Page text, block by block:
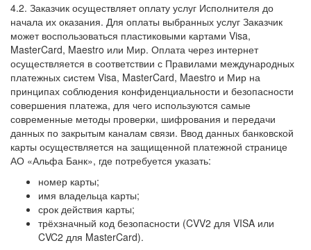
4.2. Заказчик осуществляет оплату услуг Исполнителя до
начала их оказания. Для оплаты выбранных услуг Заказчик
может воспользоваться пластиковыми картами Visa,
MasterCard, Maestro или Мир. Оплата через интернет
осуществляется в соответствии с Правилами международных
платежных систем Visa, MasterCard, Maestro и Мир на
принципах соблюдения конфиденциальности и безопасности
совершения платежа, для чего используются самые
современные методы проверки, шифрования и передачи
данных по закрытым каналам связи. Ввод данных банковской
карты осуществляется на защищенной платежной странице
АО «Альфа Банк», где потребуется указать:
номер карты;
имя владельца карты;
срок действия карты;
трёхзначный код безопасности (CVV2 для VISA или
CVC2 для MasterCard).